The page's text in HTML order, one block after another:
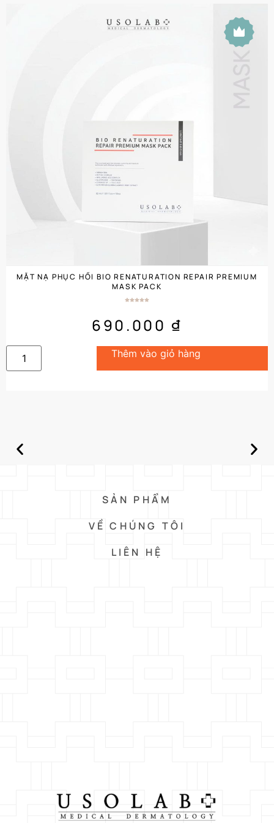
MẶT NẠ PHỤC HỒI BIO RENATURATION REPAIR PREMIUM
MASK PACK
690.000 ₫
Thêm vào giỏ hàng
SẢN PHẨM
VỀ CHÚNG TÔI
LIÊN HỆ